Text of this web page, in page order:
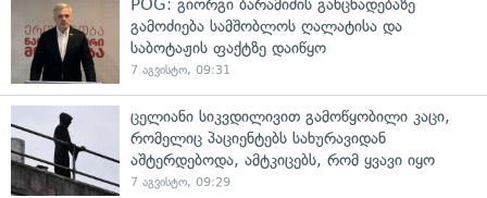
POG: გიორგი ბარამიძის განცხადებაზე
გამოძიება სამშობლოს ღალატისა და
საბოტაჟის ფაქტზე დაიწყო
7 აგვისტო, 09:31
ცელიანი სიკვდილივით გამოწყობილი კაცი,
რომელიც პაციენტებს სახურავიდან
აშტერდებოდა, ამტკიცებს, რომ ყვავი იყო
7 აგვისტო, 09:29